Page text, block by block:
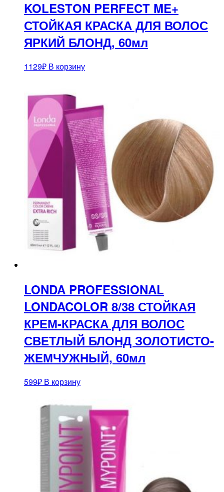
KOLESTON PERFECT ME+
СТОЙКАЯ КРАСКА ДЛЯ ВОЛОС
ЯРКИЙ БЛОНД, 60мл
1129₽ В корзину
LONDA PROFESSIONAL
LONDACOLOR 8/38 СТОЙКАЯ
КРЕМ-КРАСКА ДЛЯ ВОЛОС
СВЕТЛЫЙ БЛОНД ЗОЛОТИСТО-
ЖЕМЧУЖНЫЙ, 60мл
599₽ В корзину